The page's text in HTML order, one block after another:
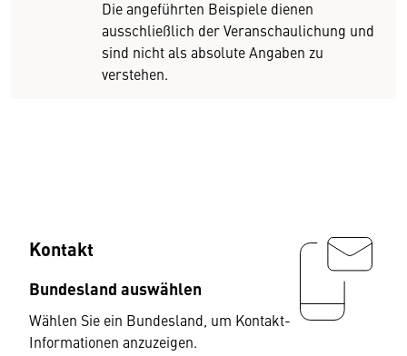
Die angeführten Beispiele dienen
ausschließlich der Veranschaulichung und
sind nicht als absolute Angaben zu
verstehen.
Kontakt
Bundesland auswählen
Wählen Sie ein Bundesland, um Kontakt-
Informationen anzuzeigen.